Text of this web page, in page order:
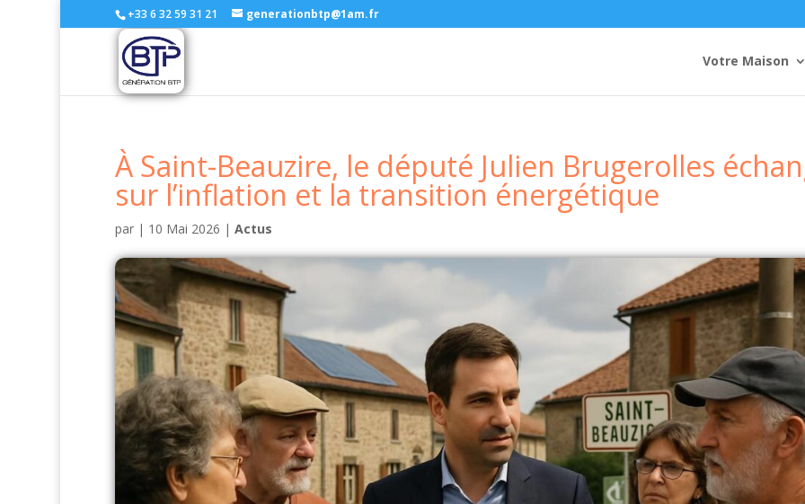
+33 6 32 59 31 21 generationbtp@1am.fr
Votre Maison
À Saint-Beauzire, le député Julien Brugerolles
sur l’inflation et la transition énergétique
par | 10 Mai 2026 | Actus